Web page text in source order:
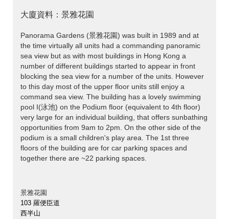
大廈資料：景雅花園
Panorama Gardens (景雅花園) was built in 1989 and at
the time virtually all units had a commanding panoramic
sea view but as with most buildings in Hong Kong a
number of different buildings started to appear in front
blocking the sea view for a number of the units. However
to this day most of the upper floor units still enjoy a
command sea view. The building has a lovely swimming
pool I(泳池) on the Podium floor (equivalent to 4th floor)
very large for an individual building, that offers sunbathing
opportunities from 9am to 2pm. On the other side of the
podium is a small children's play area. The 1st three
floors of the building are for car parking spaces and
together there are ~22 parking spaces.
景雅花園
103 羅便臣道
西半山